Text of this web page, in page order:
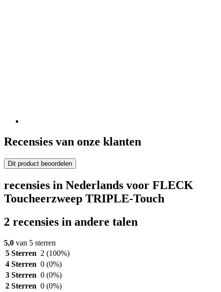
Recensies van onze klanten
Dit product beoordelen
recensies in Nederlands voor FLECK
Toucheerzweep TRIPLE-Touch
2 recensies in andere talen
5,0 van 5 sterren
5 Sterren 2 (100%)
4 Sterren 0 (0%)
3 Sterren 0 (0%)
2 Sterren 0 (0%)